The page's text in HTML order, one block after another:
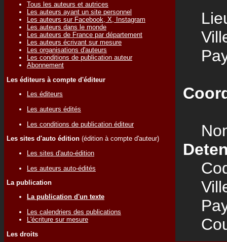
Tous les auteurs et autrices
Les auteurs ayant un site personnel
Les auteurs sur Facebook, X, Instagram
Les auteurs dans le monde
Les auteurs de France par département
Les auteurs écrivant sur mesure
Les organisations d'auteurs
Les conditions de publication auteur
Abonnement
Les éditeurs à compte d'éditeur
Les éditeurs
Les auteurs édités
Les conditions de publication éditeur
Les sites d'auto édition (édition à compte d'auteur)
Les sites d'auto-édition
Les auteurs auto-édités
La publication
La publication d'un texte
Les calendriers des publications
L'écriture sur mesure
Les droits